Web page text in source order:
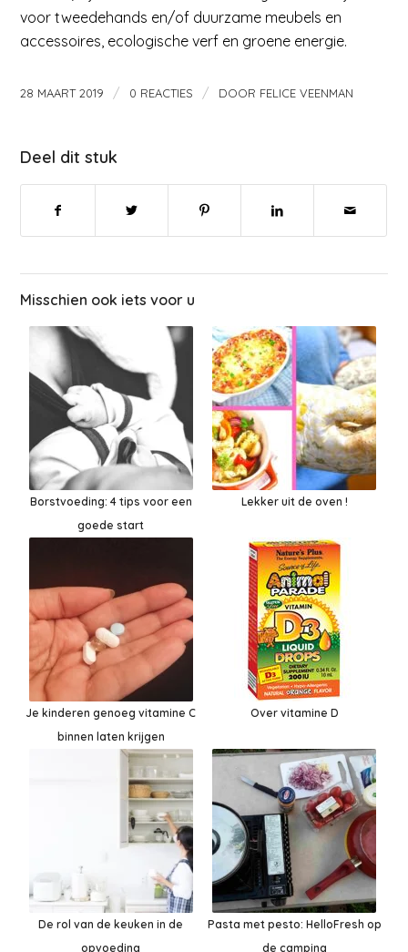
voor tweedehands en/of duurzame meubels en
accessoires, ecologische verf en groene energie.
28 MAART 2019 / 0 REACTIES / DOOR FELICE VEENMAN
Deel dit stuk
Misschien ook iets voor u
Borstvoeding: 4 tips voor een
goede start
Lekker uit de oven !
Je kinderen genoeg vitamine C
binnen laten krijgen
Over vitamine D
De rol van de keuken in de
opvoeding
Pasta met pesto: HelloFresh op
de camping